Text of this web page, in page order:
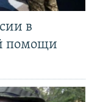
в
помощи